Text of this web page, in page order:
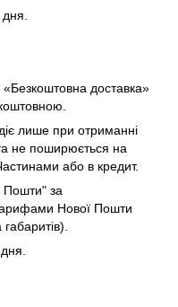
«Безкоштовна доставка»
лише при отриманні
не поширюється на
або в кредит.
Пошти" за
Нової Пошти